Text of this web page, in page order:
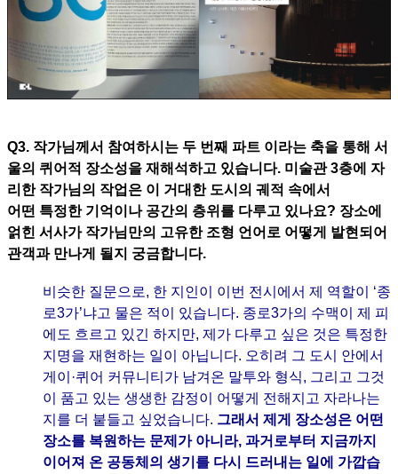
Q3. 작가님께서 참여하시는 두 번째 파트 이라는 축을 통해 서
울의 퀴어적 장소성을 재해석하고 있습니다. 미술관 3층에 자
리한 작가님의 작업은 이 거대한 도시의 궤적 속에서
어떤 특정한 기억이나 공간의 층위를 다루고 있나요? 장소에
얽힌 서사가 작가님만의 고유한 조형 언어로 어떻게 발현되어
관객과 만나게 될지 궁금합니다.
비슷한 질문으로, 한 지인이 이번 전시에서 제 역할이 ‘종
로3가’냐고 물은 적이 있습니다. 종로3가의 수맥이 제 피
에도 흐르고 있긴 하지만, 제가 다루고 싶은 것은 특정한
지명을 재현하는 일이 아닙니다. 오히려 그 도시 안에서
게이·퀴어 커뮤니티가 남겨온 말투와 형식, 그리고 그것
이 품고 있는 생생한 감정이 어떻게 전해지고 자라나는
지를 더 붙들고 싶었습니다. 그래서 제게 장소성은 어떤
장소를 복원하는 문제가 아니라, 과거로부터 지금까지
이어져 온 공동체의 생기를 다시 드러내는 일에 가깝습